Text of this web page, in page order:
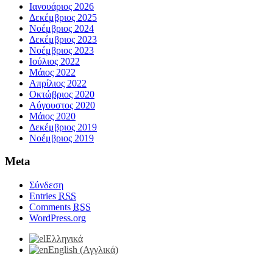
Ιανουάριος 2026
Δεκέμβριος 2025
Νοέμβριος 2024
Δεκέμβριος 2023
Νοέμβριος 2023
Ιούλιος 2022
Μάιος 2022
Απρίλιος 2022
Οκτώβριος 2020
Αύγουστος 2020
Μάιος 2020
Δεκέμβριος 2019
Νοέμβριος 2019
Meta
Σύνδεση
Entries RSS
Comments RSS
WordPress.org
Ελληνικά
English (Αγγλικά)